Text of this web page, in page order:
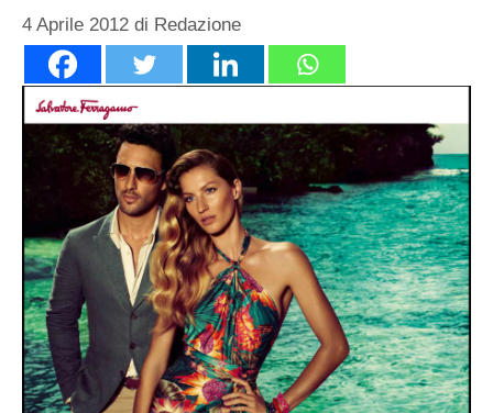
4 Aprile 2012 di Redazione